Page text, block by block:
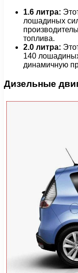
1.6 литра:
лошадиных
топлива.
2.0 литра:
140
динамичную
Дизельные